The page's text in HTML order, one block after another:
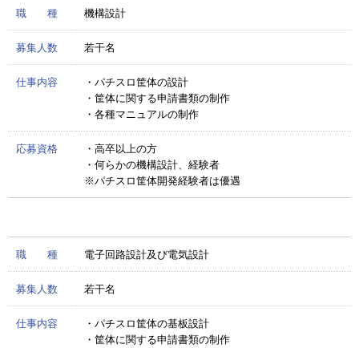
職 種 機構設計
募集人数 若干名
仕事内容
・パチスロ筐体の設計
・筐体に関する申請書類の制作
・各種マニュアルの制作
応募資格
・高卒以上の方
・何らかの機構設計、経験者
※パチスロ筐体開発経験者は優遇
職 種 電子回路設計及び電気設計
募集人数 若干名
仕事内容
・パチスロ筐体の基板設計
・筐体に関する申請書類の制作